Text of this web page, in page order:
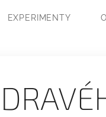
EXPERIMENTY